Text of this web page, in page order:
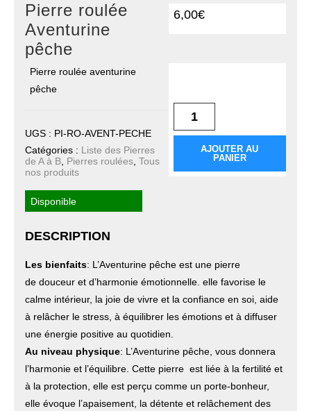
Pierre roulée
Aventurine
pêche
6,00€
Pierre roulée aventurine
pêche
AJOUTER AU
PANIER
UGS : PI-RO-AVENT-PECHE
Catégories : Liste des Pierres
de A à B, Pierres roulées,Tous
nos produits
Disponible
DESCRIPTION
Les bienfaits: L’Aventurine pêche est une pierre
de douceur et d’harmonie émotionnelle. elle favorise le
calme intérieur, la joie de vivre et la confiance en soi, aide
à relâcher le stress, à équilibrer les émotions et à diffuser
une énergie positive au quotidien.
Au niveau physique: L’Aventurine pêche, vous donnera
l’harmonie et l’équilibre. Cette pierre est liée à la fertilité et
à la protection, elle est perçu comme un porte-bonheur,
elle évoque l’apaisement, la détente et relâchement des